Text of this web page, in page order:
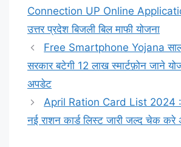
Connection UP Online
उत्तर प्रदेश बिजली बिल माफी योजना
Free Smartphone Yojana
सरकार बटेगी 12 लाख स्मार्टफ़ोन जाने
अपडेट
April Ration Card List 2024 :
नई राशन कार्ड लिस्ट जारी जल्द चेक करे